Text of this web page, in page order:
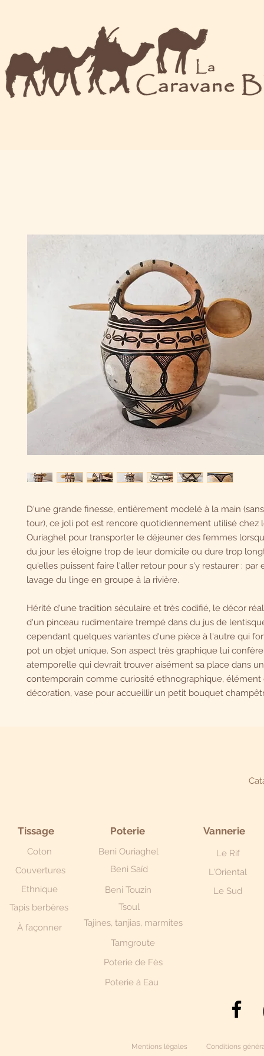
D'une grande finesse, entièrement modelé à la main
tour), ce joli pot est rencore quotidiennement utilisé chez
Ouriaghel pour transporter le déjeuner des femmes
du jour les éloigne trop de leur domicile ou dure trop
qu'elles puissent faire l'aller retour pour s'y restaurer : par
lavage du linge en groupe à la rivière.
Hérité d'une tradition séculaire et très codifié, le décor
d'un pinceau rudimentaire trempé dans du jus de
cependant quelques variantes d'une pièce à l'autre qui
pot un objet unique. Son aspect très graphique lui
atemporelle qui devrait trouver aisément sa place dans
contemporain comme curiosité ethnographique, élément
décoration, vase pour accueillir un petit bouquet
Tissage
Coton
Couvertures
Ethnique
Tapis berbères
À façonner
Poterie
Beni Ouriaghel
Beni Saïd
Beni Touzin
Vannerie
Le Rif
L'Oriental
Le Sud
Tsoul
Tajines, tanjias, marmites
Tamgroute
Poterie de Fès
Poterie à Eau
Mentions légales Conditions